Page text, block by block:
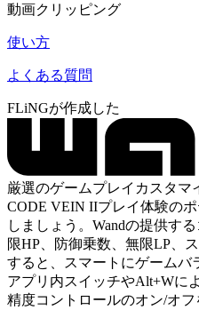
動画クリッピング
使い方
よくある質問
FLiNGが作成した
厳選のゲームプレイカスタマ
CODE VEIN IIプレイ体験の
しましょう。Wandの提供す
限HP、防御乗数、無限LP、
すると、スマートにゲームバ
アプリ内スイッチやAlt+Wに
精度コントロールのオン/オフ